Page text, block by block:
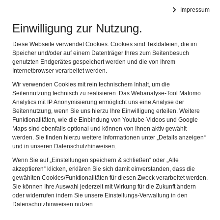
Impressum
Einwilligung zur Nutzung.
Diese Webseite verwendet Cookies. Cookies sind Textdateien, die im
Speicher und/oder auf einem Datenträger Ihres zum Seitenbesuch
genutzten Endgerätes gespeichert werden und die von Ihrem
Internetbrowser verarbeitet werden.
Wir verwenden Cookies mit rein technischem Inhalt, um die
Seitennutzung technisch zu realisieren. Das Webanalyse-Tool Matomo
Analytics mit IP Anonymisierung ermöglicht uns eine Analyse der
Seitennutzung, wenn Sie uns hierzu Ihre Einwilligung erteilen. Weitere
Funktionalitäten, wie die Einbindung von Youtube-Videos und Google
Maps sind ebenfalls optional und können von Ihnen aktiv gewählt
werden. Sie finden hierzu weitere Informationen unter „Details anzeigen“
und in unseren Datenschutzhinweisen.
Wenn Sie auf „Einstellungen speichern & schließen“ oder „Alle
akzeptieren“ klicken, erklären Sie sich damit einverstanden, dass die
gewählten Cookies/Funktionalitäten für diesen Zweck verarbeitet werden.
Sie können Ihre Auswahl jederzeit mit Wirkung für die Zukunft ändern
oder widerrufen indem Sie unsere Einstellungs-Verwaltung in den
Datenschutzhinweisen nutzen.
13.01.2023
Sonderführung zum
Valentinstag, Dienstag
14. Februar 2023 um
18.30 Uhr